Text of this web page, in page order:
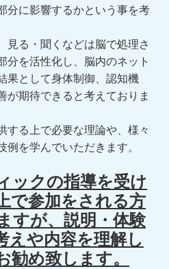
分に影響するかという事を考
見る・聞くなどは脳で処理さ
分を活性化し、脳内のネット
果として身体制御、認知機
が期待できると考えておりま
する上で必要な理論や、様々
例を学んでいただきます。
ックの指導を受け
で参加をされる方
すが、説明・体験
えや内容を理解し
勧め致します。